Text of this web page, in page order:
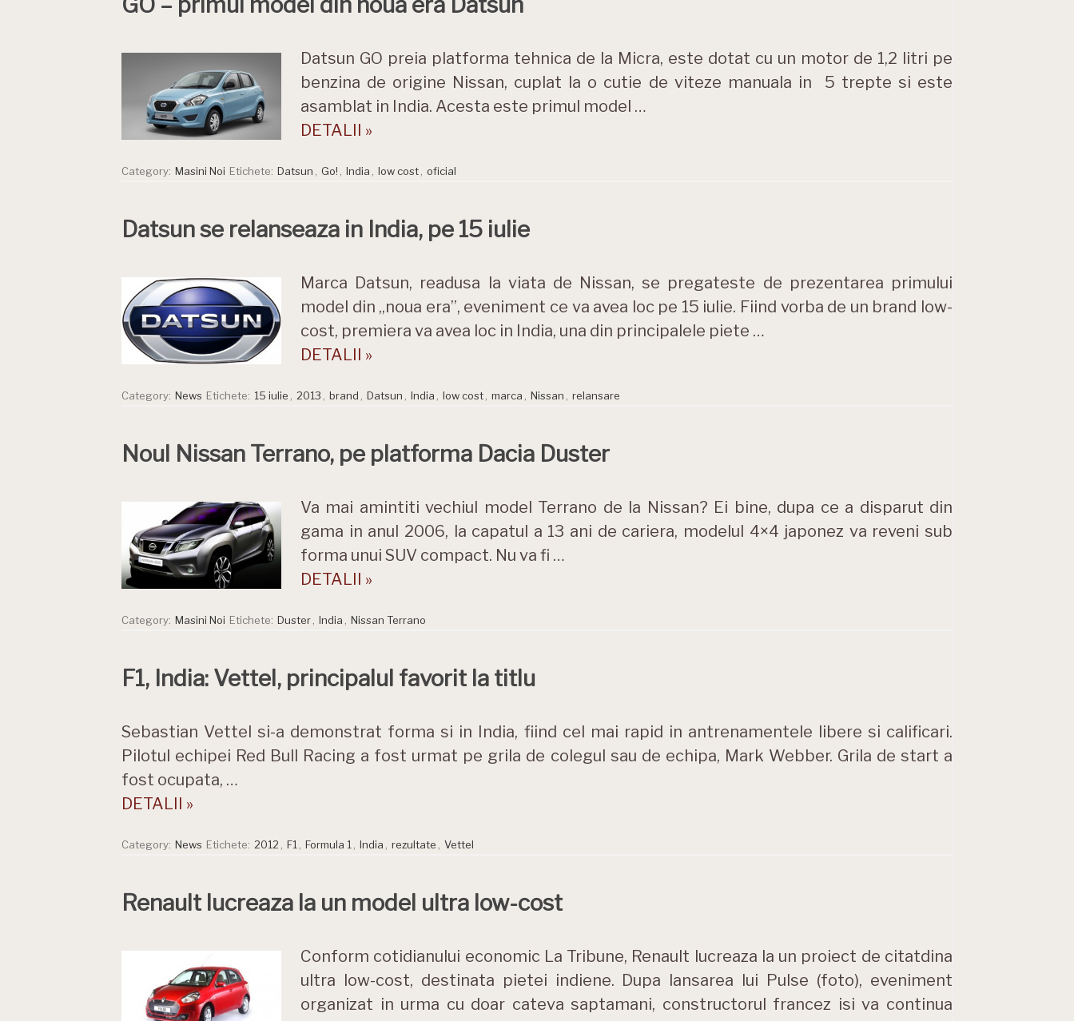
Datsun GO preia platforma tehnica de la Micra, este dotat cu un motor de 1,2 litri pe
benzina de origine Nissan, cuplat la o cutie de viteze manuala in 5 trepte si este
asamblat in India. Acesta este primul model …
DETALII »
Category: Masini Noi Etichete: Datsun , Go! , India , low cost, oficial
Datsun se relanseaza in India, pe 15 iulie
Marca Datsun, readusa la viata de Nissan, se pregateste de prezentarea primului
model din „noua era”, eveniment ce va avea loc pe 15 iulie. Fiind vorba de un brand low-
cost, premiera va avea loc in India, una din principalele piete …
DETALII »
Category: News Etichete: 15 iulie , 2013 , brand , Datsun , India , low cost, marca , Nissan , relansare
Noul Nissan Terrano, pe platforma Dacia Duster
Va mai amintiti vechiul model Terrano de la Nissan? Ei bine, dupa ce a disparut din
gama in anul 2006, la capatul a 13 ani de cariera, modelul 4×4 japonez va reveni sub
forma unui SUV compact. Nu va fi …
DETALII »
Category: Masini Noi Etichete: Duster, India , Nissan Terrano
F1, India: Vettel, principalul favorit la titlu
Sebastian Vettel si-a demonstrat forma si in India, fiind cel mai rapid in antrenamentele libere si calificari.
Pilotul echipei Red Bull Racing a fost urmat pe grila de colegul sau de echipa, Mark Webber. Grila de start a
fost ocupata, …
DETALII »
Category: News Etichete: 2012 , F1, Formula 1, India , rezultate , Vettel
Renault lucreaza la un model ultra low-cost
Conform cotidianului economic La Tribune, Renault lucreaza la un proiect de citatdina
ultra low-cost, destinata pietei indiene. Dupa lansarea lui Pulse (foto), eveniment
organizat in urma cu doar cateva saptamani, constructorul francez isi va continua